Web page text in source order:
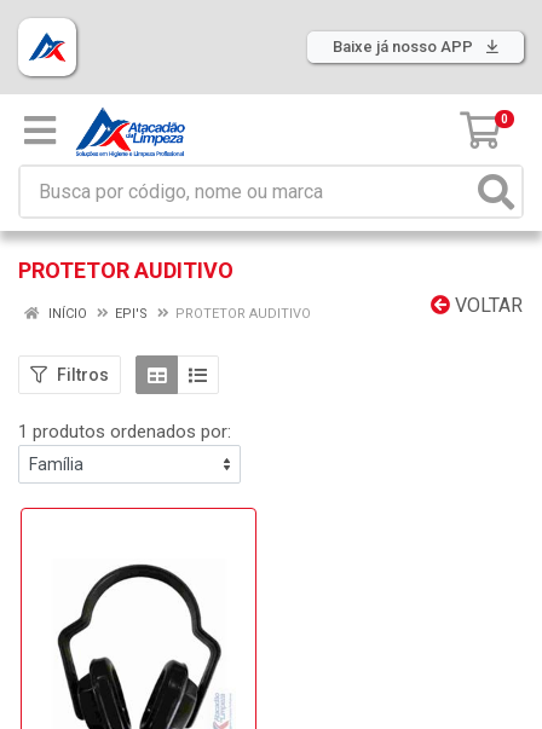
Baixe já nosso APP
0
PROTETOR AUDITIVO
VOLTAR
INÍCIO EPI'S PROTETOR AUDITIVO
Filtros
1 produtos ordenados por: